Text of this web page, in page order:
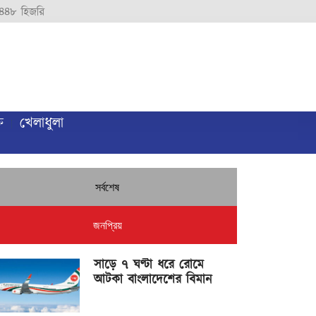
হিজরি
খেলাধুলা
সর্বশেষ
জনপ্রিয়
সাড়ে ৭ ঘণ্টা ধরে রোমে
আটকা বাংলাদেশের বিমান